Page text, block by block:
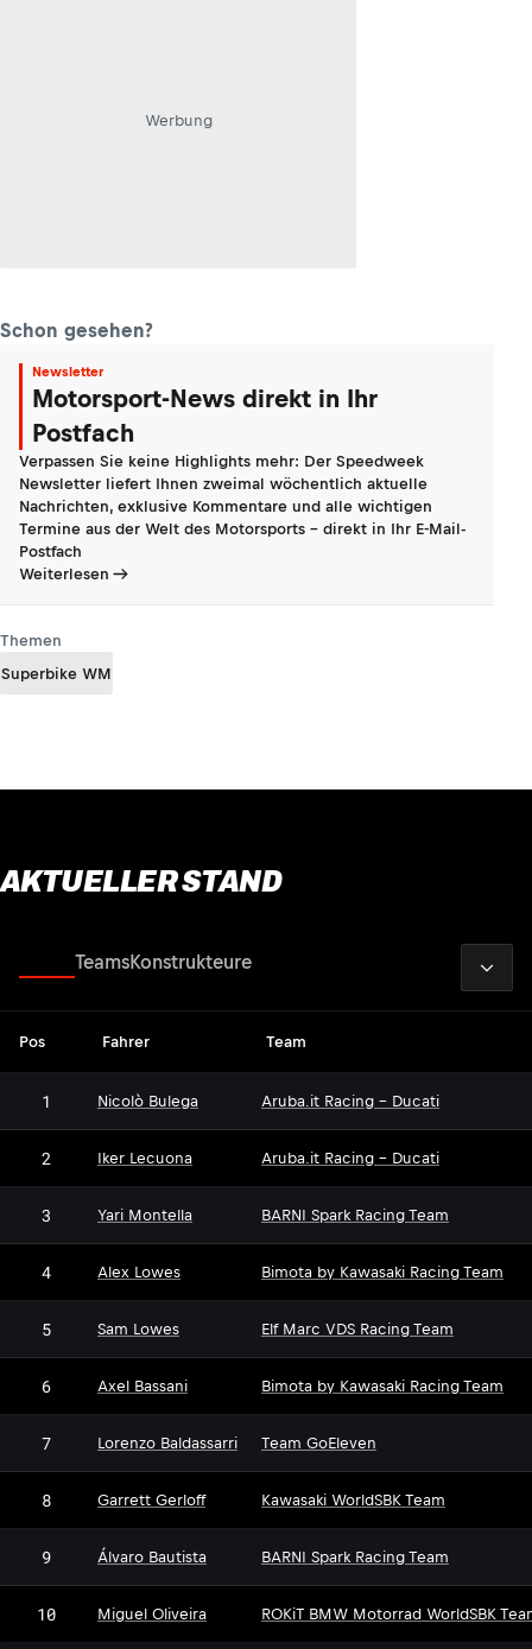
Werbung
Schon gesehen?
Newsletter
Motorsport-News direkt in Ihr
Postfach
Verpassen Sie keine Highlights mehr: Der Speedweek
Newsletter liefert Ihnen zweimal wöchentlich aktuelle
Nachrichten, exklusive Kommentare und alle wichtigen
Termine aus der Welt des Motorsports - direkt in Ihr E-Mail-
Postfach
Weiterlesen
Themen
Superbike WM
AKTUELLER STAND
TeamsKonstrukteure
Pos Fahrer Team
1 Nicolò Bulega Aruba.it Racing - Ducati
2 Iker Lecuona Aruba.it Racing - Ducati
3 Yari Montella BARNI Spark Racing Team
4 Alex Lowes Bimota by Kawasaki Racing Team
5 Sam Lowes Elf Marc VDS Racing Team
6 Axel Bassani Bimota by Kawasaki Racing Team
7 Lorenzo Baldassarri Team GoEleven
8 Garrett Gerloff Kawasaki WorldSBK Team
9 Álvaro Bautista BARNI Spark Racing Team
10 Miguel Oliveira ROKiT BMW Motorrad WorldSBK